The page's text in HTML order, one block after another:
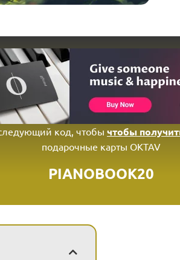
код, чтобы чтобы
подарочные карты OKTAV
PIANOBOOK20